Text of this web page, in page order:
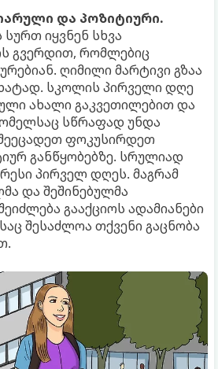
და პოზიტიური.
სურთ იყვნენ სხვა
გვერდით, რომლებიც
ღიმილი მარტივი გზაა
სკოლის პირველი დღე
ახალი გაკვეთილებით და
სწრაფად უნდა
ფოკუსირდეთ
განწყობებზე. სრულიად
პირველ დღეს. მაგრამ
და შეშინებულმა
გააქციოს ადამიანები
შესაძლოა თქვენი გაცნობა